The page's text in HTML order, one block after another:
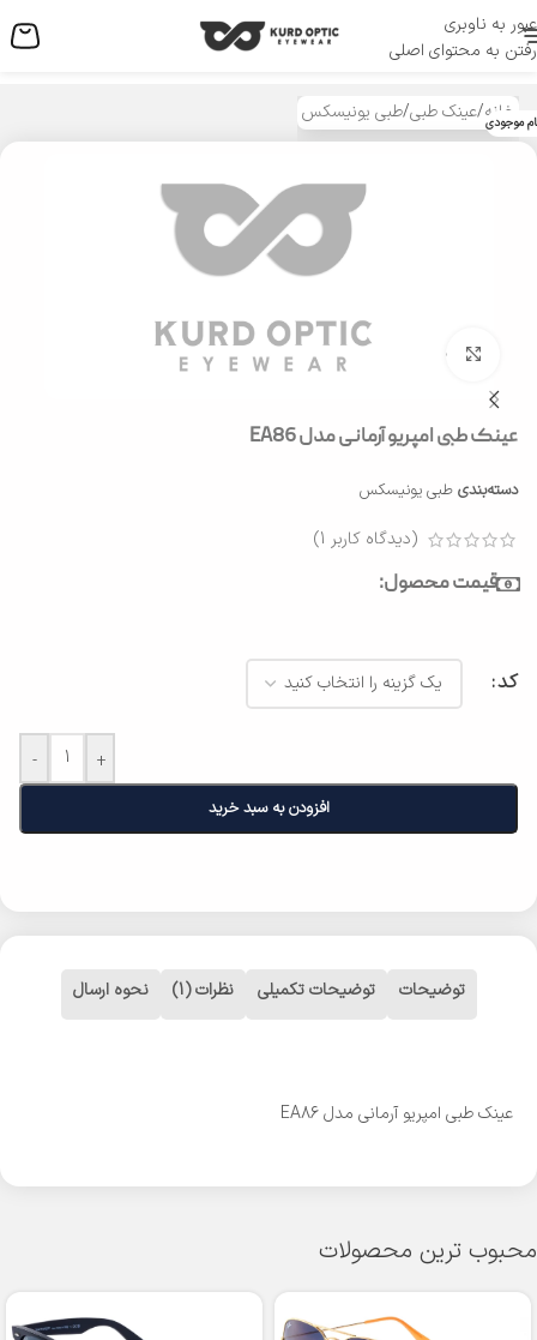
عبور به ناوبری
رفتن به محتوای اصلی
منو
خانه/عینک طبی/طبی یونیسکس موجودی
بزرگنمایی تصویر
عینک طبی امپریو آرمانی مدل EA86
دسته‌بندی طبی یونیسکس
(دیدگاه کاربر 1
)
قیمت محصول:
کد
- +
افزودن به سبد خرید
توضیحات توضیحات تکمیلی نظرات (1) نحوه ارسال
عینک طبی امپریو آرمانی مدل EA86
محبوب ترین محصولات